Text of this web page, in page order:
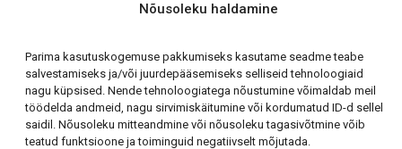
Nõusoleku haldamine
Parima kasutuskogemuse pakkumiseks kasutame seadme teabe
salvestamiseks ja/või juurdepääsemiseks selliseid tehnoloogiaid
nagu küpsised. Nende tehnoloogiatega nõustumine võimaldab meil
töödelda andmeid, nagu sirvimiskäitumine või kordumatud ID-d sellel
saidil. Nõusoleku mitteandmine või nõusoleku tagasivõtmine võib
teatud funktsioone ja toiminguid negatiivselt mõjutada.
Pherozzip Feromoon
Hobukastani keerukoi
liimpüünis
Dichlofoss ronivate
putukate tõrjeks
ruumides 400 ml